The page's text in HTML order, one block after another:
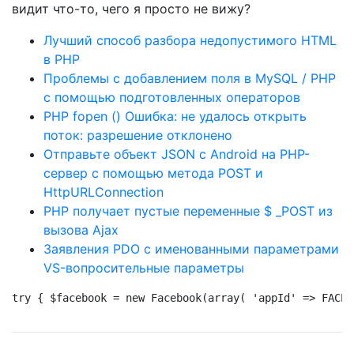
видит что-то, чего я просто не вижу?
Лучший способ разбора недопустимого HTML
в PHP
Проблемы с добавлением поля в MySQL / PHP
с помощью подготовленных операторов
PHP fopen () Ошибка: не удалось открыть
поток: разрешение отклонено
Отправьте объект JSON с Android на PHP-
сервер с помощью метода POST и
HttpURLConnection
PHP получает пустые переменные $ _POST из
вызова Ajax
Заявления PDO с именованными параметрами
VS-вопросительные параметры
try { $facebook = new Facebook(array( 'appId' =>